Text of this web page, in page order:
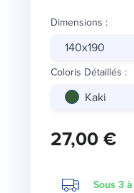
Dimensions :
140x190
Coloris Détaillés :
Kaki
27,00 €
Sous 3